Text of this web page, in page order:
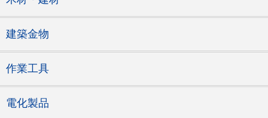
建築金物
作業工具
電化製品